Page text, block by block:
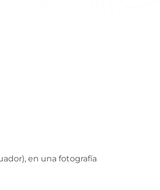
en una fotografía